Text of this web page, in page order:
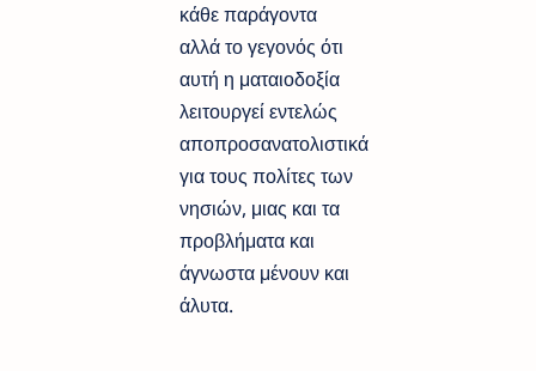
κάθε παράγοντα
αλλά το γεγονός ότι
αυτή η ματαιοδοξία
λειτουργεί εντελώς
αποπροσανατολιστικά
για τους πολίτες των
νησιών, μιας και τα
προβλήματα και
άγνωστα μένουν και
άλυτα.